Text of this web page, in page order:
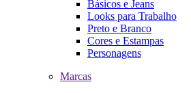
Básicos e Jeans
Looks para Trabalho
Preto e Branco
Cores e Estampas
Personagens
Marcas